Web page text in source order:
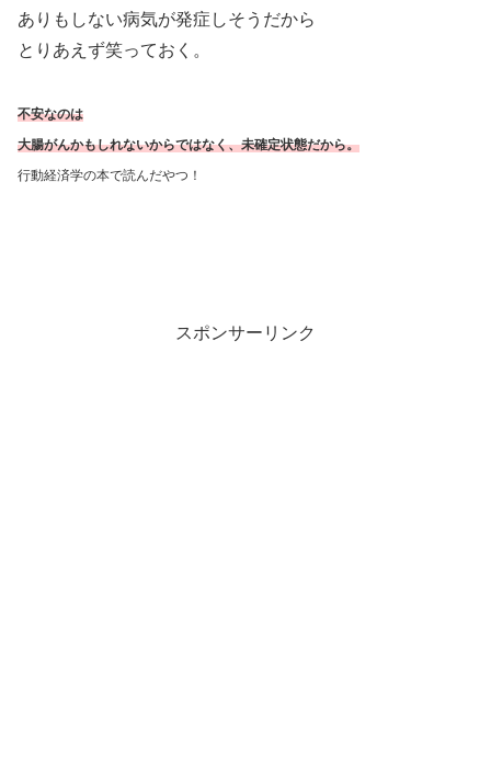
ありもしない病気が発症しそうだから
とりあえず笑っておく。
不安なのは
大腸がんかもしれないからではなく、未確定状態だから。
行動経済学の本で読んだやつ！
スポンサーリンク